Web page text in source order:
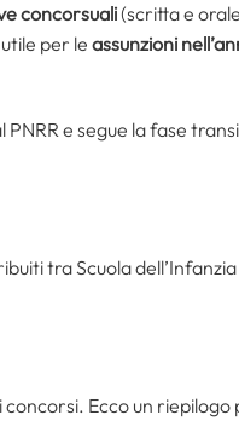
concorsuali(scritta e
per le assunzioni
e segue la fase
tra Scuola dell’Infanzia
Ecco un riepilogo